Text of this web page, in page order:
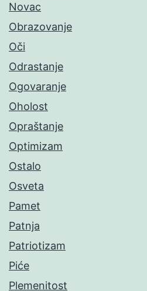
Novac
Obrazovanje
Oči
Odrastanje
Ogovaranje
Oholost
Opraštanje
Optimizam
Ostalo
Osveta
Pamet
Patnja
Patriotizam
Piće
Plemenitost